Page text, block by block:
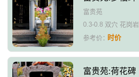
富贵苑
0.3-0.8 双穴 花岗岩
参考价：时价
富贵苑:荷花碑